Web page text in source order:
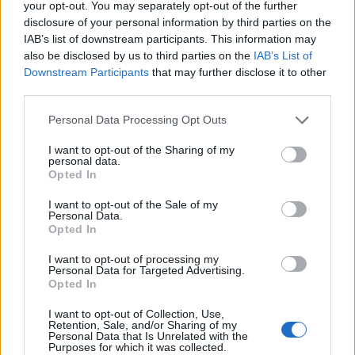
your opt-out. You may separately opt-out of the further
disclosure of your personal information by third parties on the
IAB’s list of downstream participants. This information may
also be disclosed by us to third parties on the IAB’s List of
Downstream Participants that may further disclose it to other
Personal Data Processing Opt Outs
I want to opt-out of the Sharing of my
personal data.
Opted In
I want to opt-out of the Sale of my
Personal Data.
Opted In
I want to opt-out of processing my
Personal Data for Targeted Advertising.
Opted In
I want to opt-out of Collection, Use,
Retention, Sale, and/or Sharing of my
Personal Data that Is Unrelated with the
Purposes for which it was collected.
33.386 visualizzazioni totali
vaccata originalmente divulgata da:
Vai al post originale
Stime: 15
Ti stimo fratello
Link